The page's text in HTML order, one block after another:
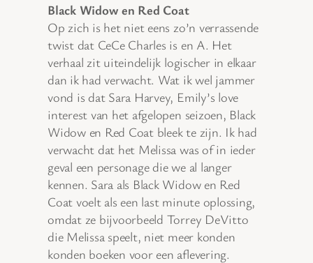
Black Widow en Red Coat
Op zich is het niet eens zo’n verrassende
twist dat CeCe Charles is en A. Het
verhaal zit uiteindelijk logischer in elkaar
dan ik had verwacht. Wat ik wel jammer
vond is dat Sara Harvey, Emily’s love
interest van het afgelopen seizoen, Black
Widow en Red Coat bleek te zijn. Ik had
verwacht dat het Melissa was of in ieder
geval een personage die we al langer
kennen. Sara als Black Widow en Red
Coat voelt als een last minute oplossing,
omdat ze bijvoorbeeld Torrey DeVitto
die Melissa speelt, niet meer konden
konden boeken voor een aflevering.